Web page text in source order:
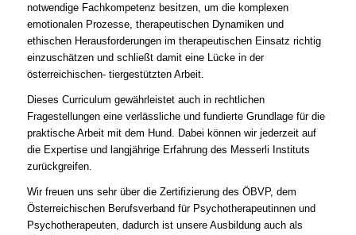
notwendige Fachkompetenz besitzen, um die komplexen
emotionalen Prozesse, therapeutischen Dynamiken und
ethischen Herausforderungen im therapeutischen Einsatz richtig
einzuschätzen und schließt damit eine Lücke in der
österreichischen- tiergestützten Arbeit.
Dieses Curriculum gewährleistet auch in rechtlichen
Fragestellungen eine verlässliche und fundierte Grundlage für die
praktische Arbeit mit dem Hund. Dabei können wir jederzeit auf
die Expertise und langjährige Erfahrung des Messerli Instituts
zurückgreifen.
Wir freuen uns sehr über die Zertifizierung des ÖBVP, dem
Österreichischen Berufsverband für Psychotherapeutinnen und
Psychotherapeuten, dadurch ist unsere Ausbildung auch als